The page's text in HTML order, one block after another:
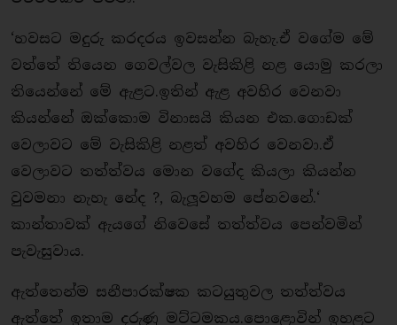
‘හවසට මදුරු කරදරය ඉවසන්න බැහැ.ඒ වගේම මේ
වත්තේ තියෙන ගෙවල්වල වැසිකිළි නළ යොමු කරලා
තියෙන්නේ මේ ඇළට.ඉතින් ඇළ අවහිර වෙනවා
කියන්නේ ඔක්කොම විනාසයි කියන එක.ගොඩක්
වෙලාවට මේ වැසිකිළි නළත් අවහිර වෙනවා.ඒ
වෙලාවට තත්ත්වය මොන වගේද කියලා කියන්න
වුවමනා නැහැ නේද ?, බැලූවහම පේනවනේ.‘
කාන්තාවක් ඇයගේ නිවෙසේ තත්ත්වය පෙන්වමින්
පැවැසුවාය.
ඇත්තෙන්ම සනීපාරක්ෂක කටයුතුවල තත්ත්වය
ඇත්තේ ඉතාම දරුණු මට්ටමකය.පොළොවින් ඉහළට